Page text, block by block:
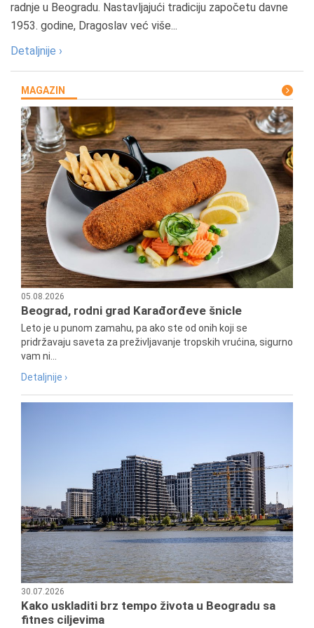
radnje u Beogradu. Nastavljajući tradiciju započetu davne
1953. godine, Dragoslav već više...
Detaljnije ›
MAGAZIN
05.08.2026
Beograd, rodni grad Karađorđeve šnicle
Leto je u punom zamahu, pa ako ste od onih koji se
pridržavaju saveta za preživljavanje tropskih vrućina, sigurno
vam ni...
Detaljnije ›
30.07.2026
Kako uskladiti brz tempo života u Beogradu sa
fitnes ciljevima